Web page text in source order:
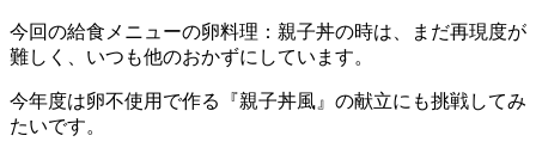
今回の給食メニューの卵料理：親子丼の時は、まだ再現度が
難しく、いつも他のおかずにしています。
今年度は卵不使用で作る『親子丼風』の献立にも挑戦してみ
たいです。